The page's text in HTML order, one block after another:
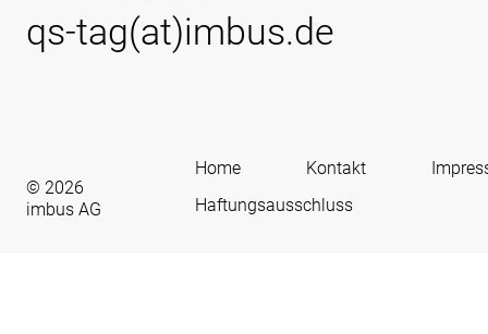
qs-tag(at)imbus.de
© 2026
imbus AG
Home Kontakt
Haftungsausschluss